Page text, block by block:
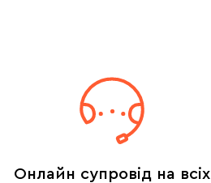
Онлайн супровід на всіх